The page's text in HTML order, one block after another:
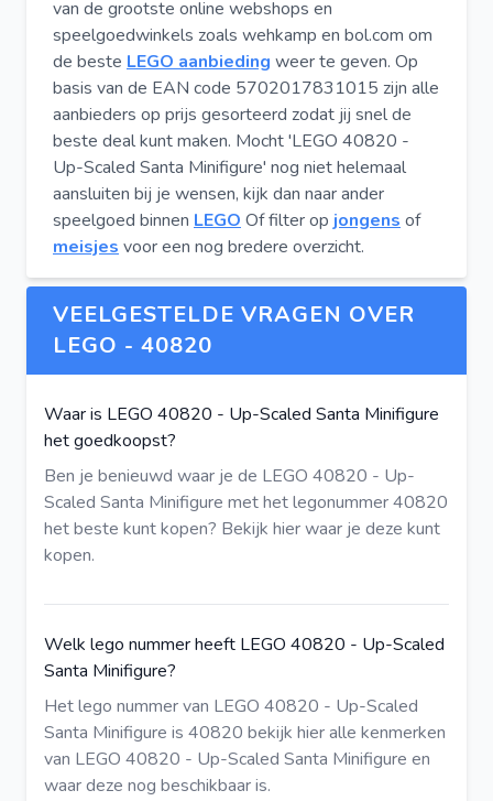
van de grootste online webshops en
speelgoedwinkels zoals wehkamp en bol.com om
de beste LEGO aanbieding weer te geven. Op
basis van de EAN code 5702017831015 zijn alle
aanbieders op prijs gesorteerd zodat jij snel de
beste deal kunt maken. Mocht 'LEGO 40820 -
Up-Scaled Santa Minifigure' nog niet helemaal
aansluiten bij je wensen, kijk dan naar ander
speelgoed binnen LEGO Of filter op jongens of
meisjes voor een nog bredere overzicht.
VEELGESTELDE VRAGEN OVER
LEGO - 40820
Waar is LEGO 40820 - Up-Scaled Santa Minifigure
het goedkoopst?
Ben je benieuwd waar je de LEGO 40820 - Up-
Scaled Santa Minifigure met het legonummer 40820
het beste kunt kopen? Bekijk hierwaar je deze kunt
kopen.
Welk lego nummer heeft LEGO 40820 - Up-Scaled
Santa Minifigure?
Het lego nummer van LEGO 40820 - Up-Scaled
Santa Minifigure is 40820 bekijk hieralle kenmerken
van LEGO 40820 - Up-Scaled Santa Minifigure en
waar deze nog beschikbaar is.